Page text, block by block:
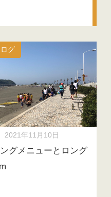
グ
2021年11月10日
グメニューとロング